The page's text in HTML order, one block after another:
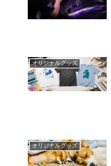
オリジナルグッズ
オリジナルグッズ